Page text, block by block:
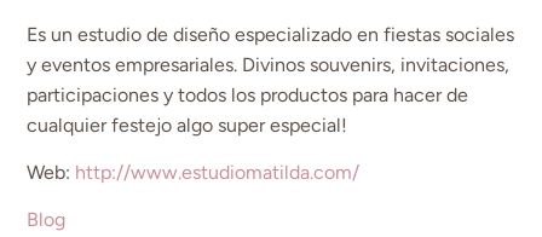
Es un estudio de diseño especializado en fiestas sociales
y eventos empresariales. Divinos souvenirs, invitaciones,
participaciones y todos los productos para hacer de
cualquier festejo algo super especial!
Web: http://www.estudiomatilda.com/
Blog